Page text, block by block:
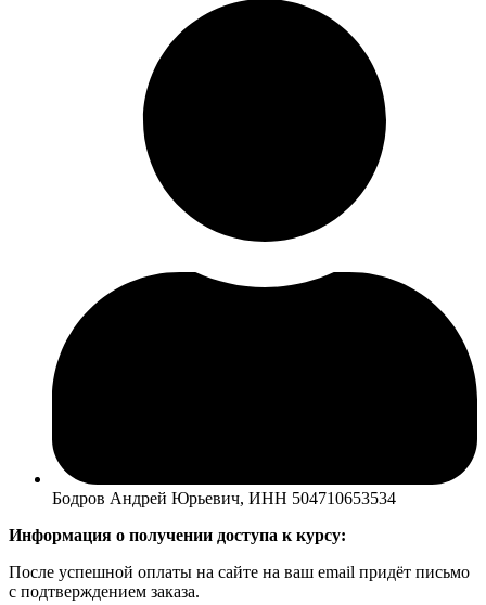
Бодров Андрей Юрьевич, ИНН 504710653534
Информация о получении доступа к курсу:
После успешной оплаты на сайте на ваш email придёт письмо
с подтверждением заказа.